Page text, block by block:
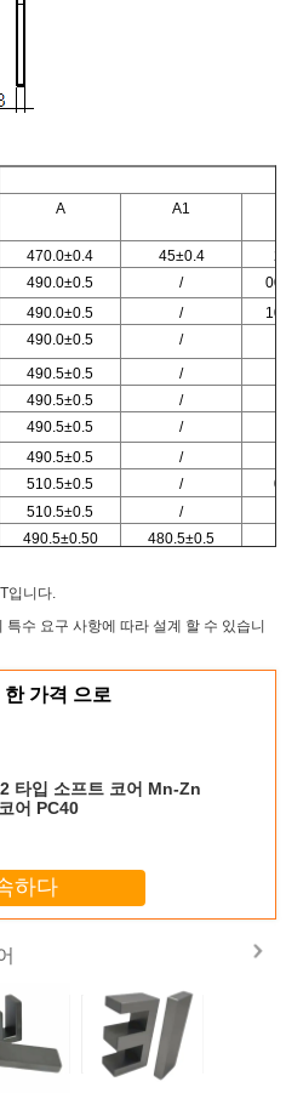
A
A1
470.0±0.4 45±0.4
490.0±0.5 /
490.0±0.5 /
490.0±0.5 /
490.5±0.5 /
490.5±0.5 /
490.5±0.5 /
490.5±0.5 /
510.5±0.5 /
510.5±0.5 /
490.5±0.50 480.5±0.5
입니다.
수 요구 사항에 따라 설계 할 수 있습니
한 가격 으로
타입 소프트 코어 Mn-Zn
어 PC40
하다